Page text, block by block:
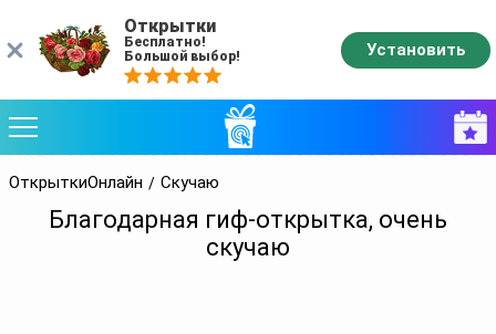
ОткрыткиОнлайн Скучаю
Благодарная гиф-открытка, очень
скучаю
Открытки
Бесплатно!
Большой выбор!
Установить